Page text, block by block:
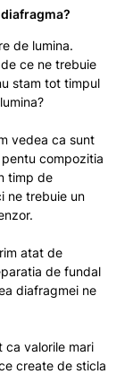
de lumina.
ce ne trebuie
stam tot timpul
vedea ca sunt
compozitia
timp de
ne trebuie un
atat de
de fundal
diafragmei ne
ca valorile mari
create de sticla